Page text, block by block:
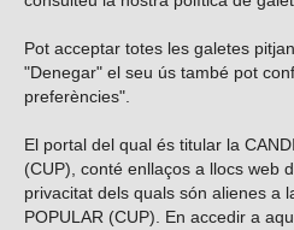
Pot acceptar totes les galetes
"Denegar" el seu ús també pot
preferències".
El portal del qual és titular la
(CUP), conté enllaços a llocs web
privacitat dels quals són alienes a
POPULAR (CUP). En accedir a
Vols subscriure’t